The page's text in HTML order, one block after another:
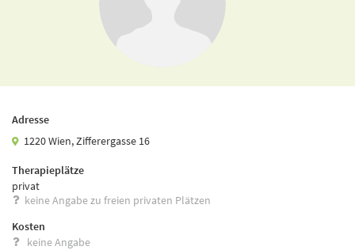
Adresse
1220 Wien, Zifferergasse 16
Therapieplätze
privat
keine Angabe zu freien privaten Plätzen
Kosten
keine Angabe